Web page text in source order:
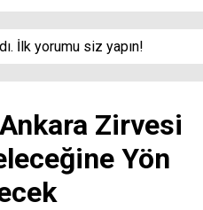
İlk yorumu siz yapın!
Zirvesi
Yön